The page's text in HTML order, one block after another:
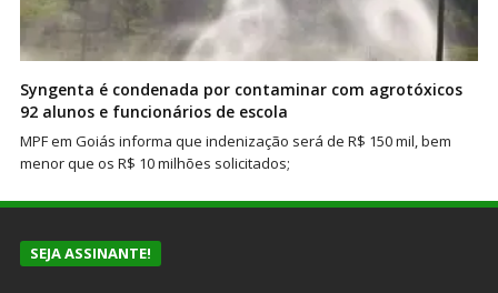
Syngenta é condenada por contaminar com agrotóxicos
92 alunos e funcionários de escola
MPF em Goiás informa que indenização será de R$ 150 mil, bem
menor que os R$ 10 milhões solicitados;
SEJA ASSINANTE!